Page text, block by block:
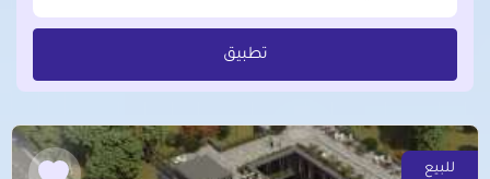
تطبيق
للبيع